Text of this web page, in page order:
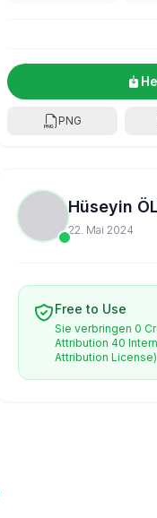
PNG
Hüseyin
22. Mai 2024
Free to Use
Sie verbringen 0
Attribution 40
Attribution License)